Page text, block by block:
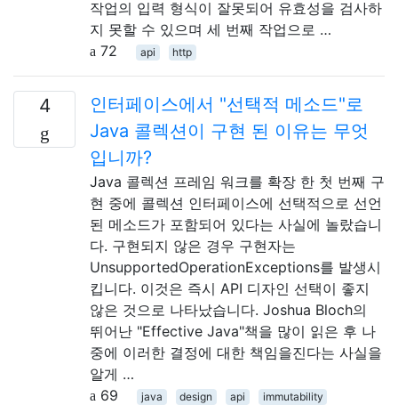
작업의 입력 형식이 잘못되어 유효성을 검사하
지 못할 수 있으며 세 번째 작업으로 …
72
api http
4
인터페이스에서 "선택적 메소드"로
Java 콜렉션이 구현 된 이유는 무엇
입니까?
Java 콜렉션 프레임 워크를 확장 한 첫 번째 구
현 중에 콜렉션 인터페이스에 선택적으로 선언
된 메소드가 포함되어 있다는 사실에 놀랐습니
다. 구현되지 않은 경우 구현자는
UnsupportedOperationExceptions를 발생시
킵니다. 이것은 즉시 API 디자인 선택이 좋지
않은 것으로 나타났습니다. Joshua Bloch의
뛰어난 "Effective Java"책을 많이 읽은 후 나
중에 이러한 결정에 대한 책임을진다는 사실을
알게 …
69
java design api immutability